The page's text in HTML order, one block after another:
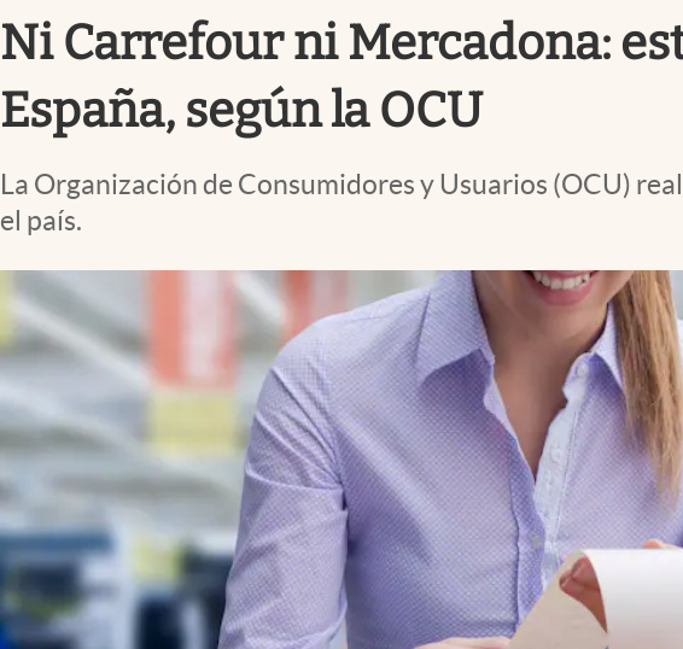
Ni Carrefour ni Mercadona:
España, según la OCU
La Organización de Consumidores y Usuarios (OCU)
el país.